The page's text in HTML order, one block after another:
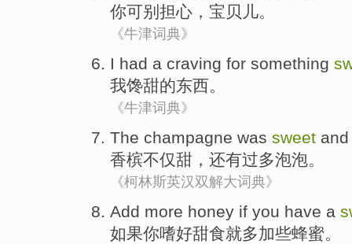
你可别 担心 ， 宝贝儿。
《牛津词典》
I had a craving for something
我馋甜的东西。
《牛津词典》
The champagne was sweet
香槟不仅甜 ，还有过多泡泡。
《柯林斯英汉双解大词典》
Add more honey if you have a
如果你嗜好甜食就多加些蜂蜜。